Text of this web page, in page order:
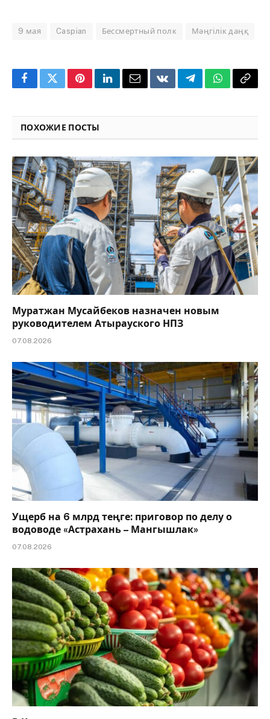
9 мая Caspian Бессмертный полк Мәңгілік даңқ
FacebookTwitterPinterestLinkedInEmailVKontakteTelegramWhatsApp
Copy
ПОХОЖИЕ ПОСТЫ
Муратжан Мусайбеков назначен новым
руководителем Атырауского НПЗ
07.08.2026
Ущерб на 6 млрд теңге: приговор по делу о
водоводе «Астрахань – Мангышлак»
07.08.2026